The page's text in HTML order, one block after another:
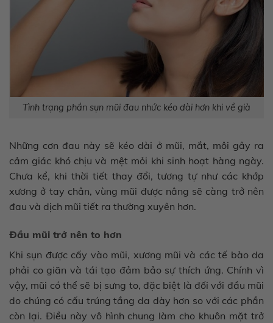
Tình trạng phần sụn mũi đau nhức kéo dài hơn khi về già
Những cơn đau này sẽ kéo dài ở mũi, mắt, môi gây ra
cảm giác khó chịu và mệt mỏi khi sinh hoạt hàng ngày.
Chưa kể, khi thời tiết thay đổi, tương tự như các khớp
xương ở tay chân, vùng mũi được nâng sẽ càng trở nên
đau và dịch mũi tiết ra thường xuyên hơn.
Đầu mũi trở nên to hơn
Khi sụn được cấy vào mũi, xương mũi và các tế bào da
phải co giãn và tái tạo đảm bảo sự thích ứng. Chính vì
vậy, mũi có thể sẽ bị sưng to, đặc biệt là đối với đầu mũi
do chúng có cấu trúng tầng da dày hơn so với các phần
còn lại. Điều này vô hình chung làm cho khuôn mặt trở